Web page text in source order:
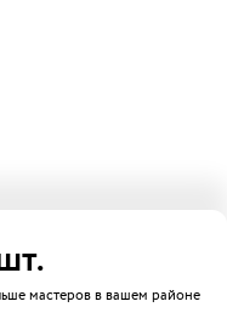
мастеров в вашем районе